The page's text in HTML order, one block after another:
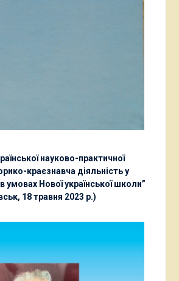
науково-практичної
краєзнавча діяльність у
умовах Нової української школи”
18 травня 2023 р.)